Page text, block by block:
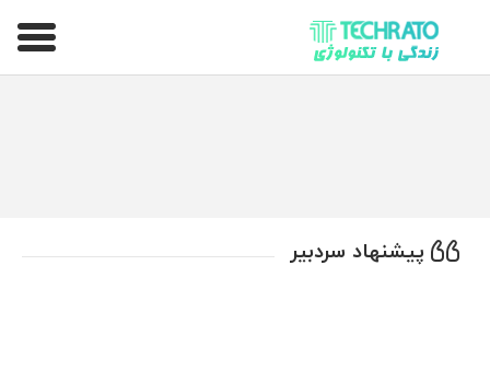
تکراتو – زندگی با تکنولوژی
پیشنهاد سردبیر